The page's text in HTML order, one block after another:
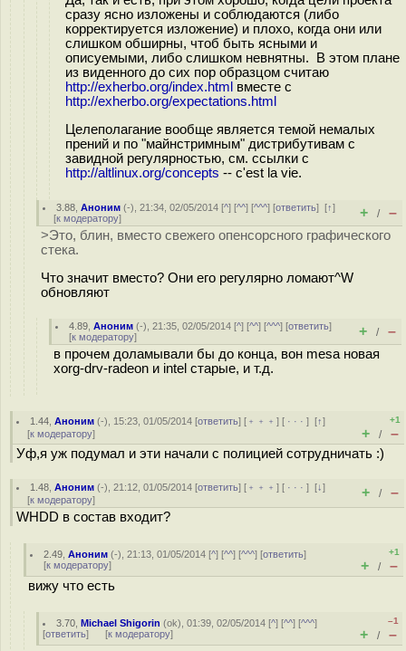
сразу ясно изложены и соблюдаются (либо
корректируется изложение) и плохо, когда они или
слишком обширны, чтоб быть ясными и
описуемыми, либо слишком невнятны. В этом плане
из виденного до сих пор образцом считаю
http://exherbo.org/index.html вместе с
http://exherbo.org/expectations.html
Целеполагание вообще является темой немалых
прений и по "майнстримным" дистрибутивам с
завидной регулярностью, см. ссылки с
http://altlinux.org/concepts -- c'est la vie.
3.88 ,Аноним (-), 21:34, 02/05/2014 [^] [^^] [^^^] [ответить][↑]
[к модератору] + / –
>Это, блин, вместо свежего опенсорсного графического
стека.
Что значит вместо? Они его регулярно ломают^W
обновляют
4.89 ,Аноним (-), 21:35, 02/05/2014 [^] [^^] [^^^] [ответить]
[к модератору] + / –
в прочем доламывали бы до конца, вон mesa новая
xorg-drv-radeon и intel старые, и т.д.
1.44 ,Аноним (-), 15:23, 01/05/2014 [ответить] [ ﹢﹢﹢] [ · · ·][↑]
[к модератору]
+1
+ / –
Уф,я уж подумал и эти начали с полицией сотрудничать :)
1.48 ,Аноним (-), 21:12, 01/05/2014 [ответить] [ ﹢﹢﹢] [ · · ·][↓]
[к модератору] + / –
WHDD в состав входит?
2.49 ,Аноним (-), 21:13, 01/05/2014 [^] [^^] [^^^] [ответить]
[к модератору]
+1
+ / –
вижу что есть
3.70 ,Michael Shigorin (ok), 01:39, 02/05/2014 [^] [^^] [^^^]
[ответить] [к модератору]
–1
+ / –